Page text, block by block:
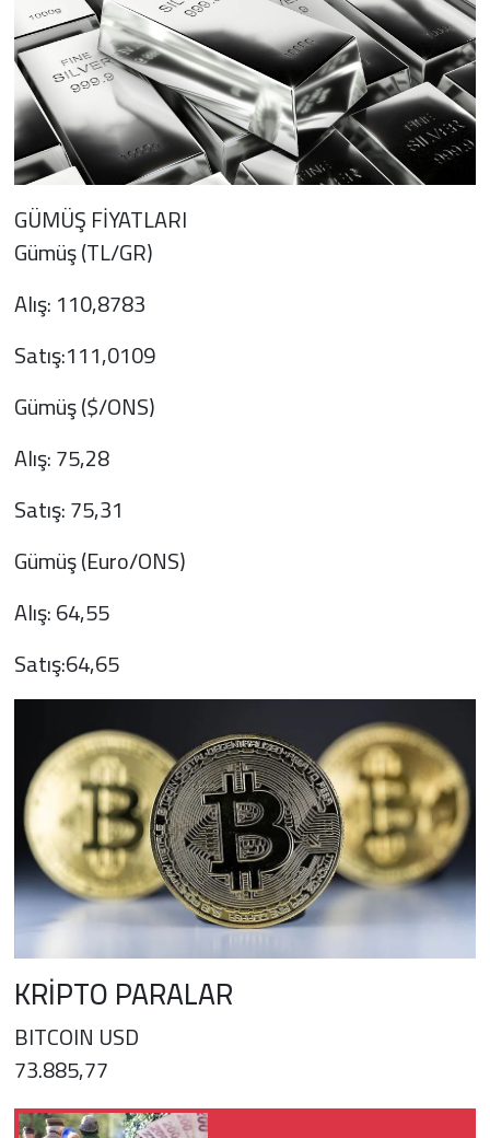
GÜMÜŞ FİYATLARI
Gümüş (TL/GR)
Alış: 110,8783
Satış:111,0109
Gümüş ($/ONS)
Alış: 75,28
Satış: 75,31
Gümüş (Euro/ONS)
Alış: 64,55
Satış:64,65
KRİPTO PARALAR
BITCOIN USD
73.885,77